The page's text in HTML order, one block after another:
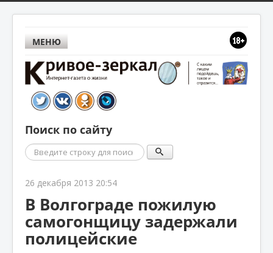
МЕНЮ
Поиск по сайту
Поиск
26 декабря 2013 20:54
В Волгограде пожилую
самогонщицу задержали
полицейские